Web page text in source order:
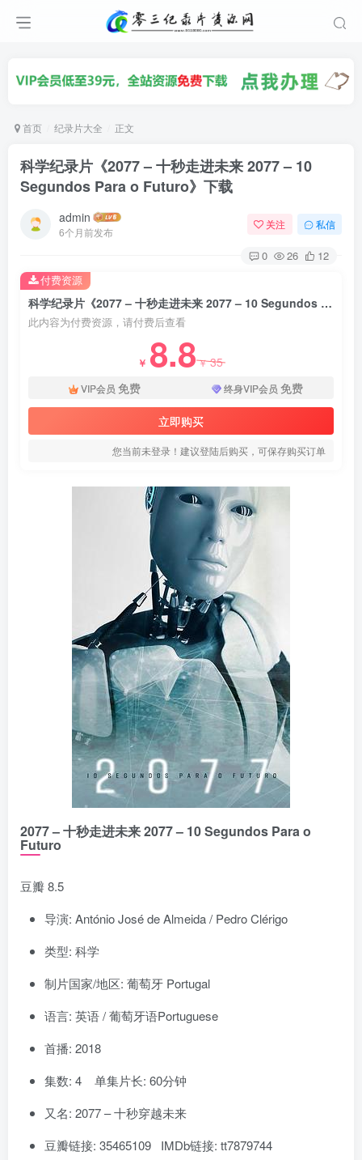
首页 纪录片大全 正文
科学纪录片《2077 – 十秒走进未来 2077 – 10
Segundos Para o Futuro》下载
admin
6个月前发布
关注 私信
0 26 12
科学纪录片《2077 – 十秒走进未来 2077 – 10 Segundos Para o Futuro》下载
此内容为付费资源，请付费后查看
￥ 8.8￥35
VIP会员 免费 终身VIP会员 免费
立即购买
您当前未登录！建议登陆后购买，可保存购买订单
付费资源
2077 – 十秒走进未来 2077 – 10 Segundos Para o
Futuro
豆瓣 8.5
导演: António José de Almeida / Pedro Clérigo
类型: 科学
制片国家/地区: 葡萄牙 Portugal
语言: 英语 / 葡萄牙语Portuguese
首播: 2018
集数: 4 单集片长: 60分钟
又名: 2077 – 十秒穿越未来
豆瓣链接: 35465109 IMDb链接: tt7879744